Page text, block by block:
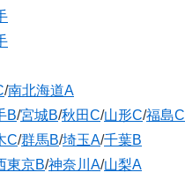
/南北海道A
B/宮城B/秋田C/山形C/福島C
C/群馬B/埼玉A/千葉B
東京B/神奈川A/山梨A